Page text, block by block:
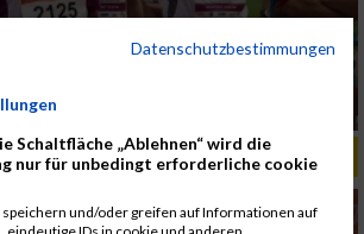
B2RUN / 16.07.2019
Datenschutzbestimmungen
Schaltfläche „Ablehnen“ wird die
nur für unbedingt erforderliche cookie
und/oder greifen auf Informationen auf